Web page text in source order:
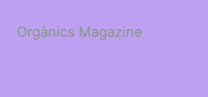
Orgànics Magazine